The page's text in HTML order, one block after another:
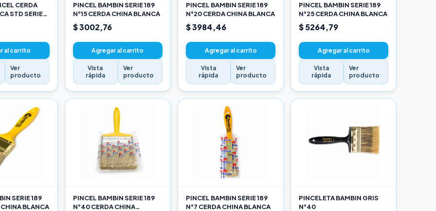
CERDA
STD SERIE
al carrito
Ver
producto
PINCEL BAMBIN SERIE 189
N°15 CERDA CHINA BLANCA
$ 3002,76
Agregar al carrito
Vista
rápida
Ver
producto
PINCEL BAMBIN SERIE 189
N°20 CERDA CHINA BLANCA
$ 3984,46
Agregar al carrito
Vista
rápida
Ver
producto
PINCEL BAMBIN SERIE 189
N°25 CERDA CHINA BLANCA
$ 5264,79
Agregar al carrito
Vista
rápida
Ver
producto
SERIE 189
BLANCA
PINCEL BAMBIN SERIE 189
N°40 CERDA CHINA
PINCEL BAMBIN SERIE 189
N°7 CERDA CHINA BLANCA
PINCELETA BAMBIN GRIS
N°40